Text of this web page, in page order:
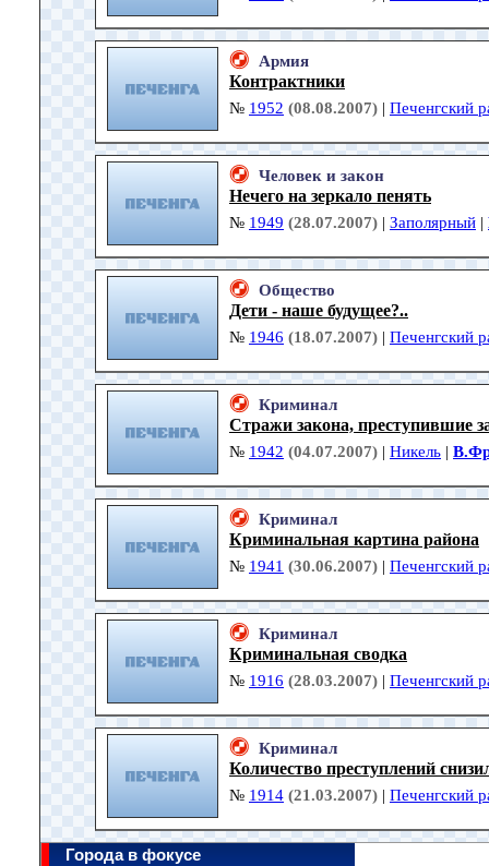
Армия
Контрактники
№ 1952 (08.08.2007) | Печенгский
Человек и закон
Нечего на зеркало пенять
№ 1949 (28.07.2007) | Заполярный |
Общество
Дети - наше будущее?..
№ 1946 (18.07.2007) | Печенгский
Криминал
Стражи закона, преступившие
№ 1942 (04.07.2007) | Никель |
Криминал
Криминальная картина района
№ 1941 (30.06.2007) | Печенгский
Криминал
Криминальная сводка
№ 1916 (28.03.2007) | Печенгский
Криминал
Количество преступлений
№ 1914 (21.03.2007) | Печенгский
Города в фокусе